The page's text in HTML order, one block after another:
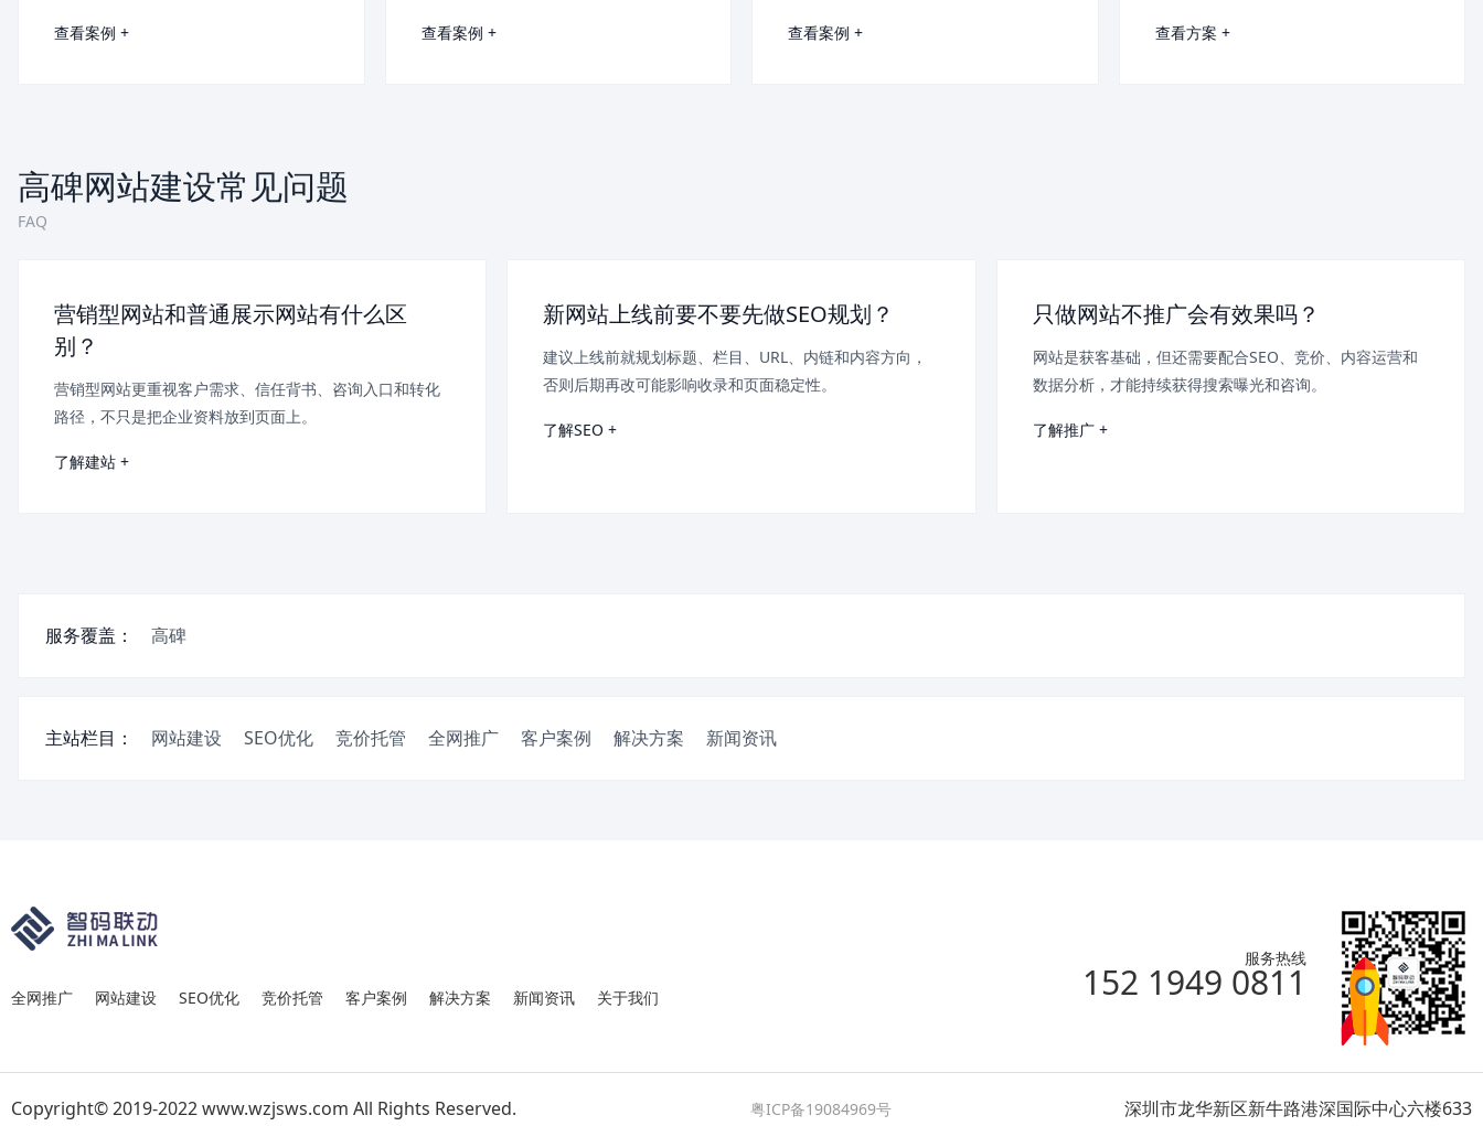
查看案例 + 查看案例 + 查看案例 + 查看方案 +
高碑网站建设常见问题
FAQ
营销型网站和普通展示网站有什么区
别？
营销型网站更重视客户需求、信任背书、咨询入口和转化
路径，不只是把企业资料放到页面上。
了解建站 +
新网站上线前要不要先做SEO规划？
建议上线前就规划标题、栏目、URL、内链和内容方向，
否则后期再改可能影响收录和页面稳定性。
了解SEO +
只做网站不推广会有效果吗？
网站是获客基础，但还需要配合SEO、竞价、内容运营和
数据分析，才能持续获得搜索曝光和咨询。
了解推广 +
服务覆盖： 高碑
主站栏目： 网站建设 SEO优化 竞价托管 全网推广 客户案例 解决方案 新闻资讯
全网推广 网站建设 SEO优化 竞价托管 客户案例 解决方案 新闻资讯 关于我们
服务热线
152 1949 0811
Copyright© 2019-2022 www.wzjsws.com All Rights Reserved. 粤ICP备19084969号 深圳市龙华新区新牛路港深国际中心六楼633